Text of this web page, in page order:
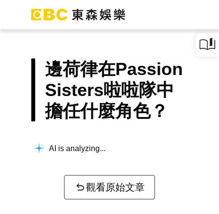
邊荷律在Passion
Sisters啦啦隊中
擔任什麼角色？
AI is analyzing...
觀看原始文章